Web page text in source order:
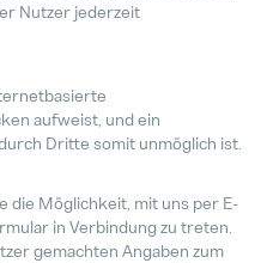
(M/W/D)
Vollzeit
/ Project Manager
Nutzer jederzeit
aufweist, und ein
Dritte somit unmöglich ist.
die Möglichkeit, mit uns per E-
in Verbindung zu treten.
gemachten Angaben zum